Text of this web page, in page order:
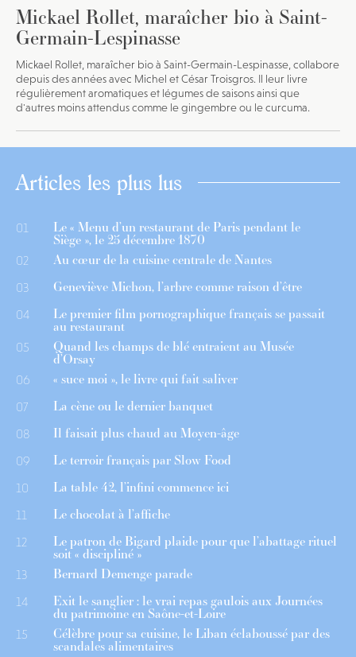
Mickael Rollet, maraîcher bio à Saint-
Germain-Lespinasse
Mickael Rollet, maraîcher bio à Saint-Germain-Lespinasse, collabore
depuis des années avec Michel et César Troisgros. Il leur livre
régulièrement aromatiques et légumes de saisons ainsi que
d'autres moins attendus comme le gingembre ou le curcuma.
Articles les plus lus
01 Le « Menu d’un restaurant de Paris pendant le
Siège », le 25 décembre 1870
02 Au cœur de la cuisine centrale de Nantes
03 Geneviève Michon, l’arbre comme raison d’être
04 Le premier film pornographique français se passait
au restaurant
05 Quand les champs de blé entraient au Musée
d’Orsay
06 « suce moi », le livre qui fait saliver
07 La cène ou le dernier banquet
08 Il faisait plus chaud au Moyen-âge
09 Le terroir français par Slow Food
10 La table 42, l’infini commence ici
11 Le chocolat à l’affiche
12 Le patron de Bigard plaide pour que l’abattage rituel
soit « discipliné »
13 Bernard Demenge parade
14 Exit le sanglier : le vrai repas gaulois aux Journées
du patrimoine en Saône-et-Loire
15 Célèbre pour sa cuisine, le Liban éclaboussé par des
scandales alimentaires